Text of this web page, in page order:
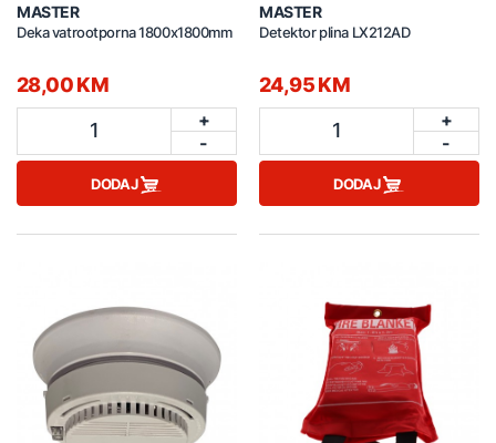
MASTER
Deka vatrootporna 1800x1800mm
28,00 KM
1
+
-
DODAJ
MASTER
Detektor plina LX212AD
24,95 KM
1
+
-
DODAJ